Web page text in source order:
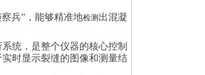
兵”，能够精准地检测 出混凝
统，是整个仪器的核心控制
时显示裂缝的图像和测量结